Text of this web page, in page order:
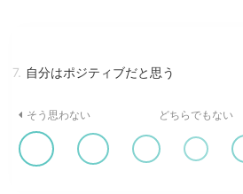
7. 自分はポジティブだと思う
そう思わない どちらでもない